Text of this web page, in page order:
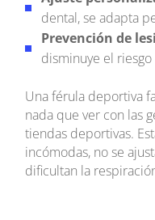
dental, se adapta
Prevención de
disminuye el
Una férula deportiva
nada que ver con las
tiendas deportivas.
incómodas, no se
dificultan la